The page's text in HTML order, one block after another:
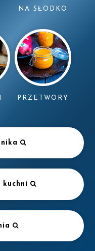
NA SŁODKO
PRZETWORY